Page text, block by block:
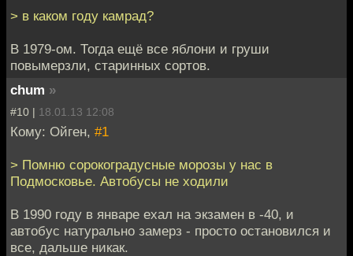
> в каком году камрад?
В 1979-ом. Тогда ещё все яблони и груши
повымерзли, старинных сортов.
chum »
#10 | 18.01.13 12:08
Кому: Ойген, #1
> Помню сорокоградусные морозы у нас в
Подмосковье. Автобусы не ходили
В 1990 году в январе ехал на экзамен в -40, и
автобус натурально замерз - просто остановился и
все, дальше никак.